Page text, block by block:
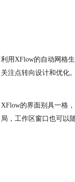
利用XFlow的自动网格
关注点转向设计和优化
XFlow的界面别具一格
局，工作区窗口也可以